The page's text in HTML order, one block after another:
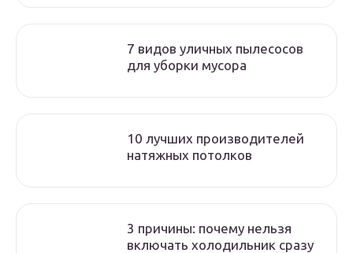
7 видов уличных пылесосов
для уборки мусора
10 лучших производителей
натяжных потолков
3 причины: почему нельзя
включать холодильник сразу